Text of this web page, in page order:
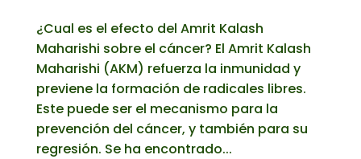
¿Cual es el efecto del Amrit Kalash
Maharishi sobre el cáncer? El Amrit Kalash
Maharishi (AKM) refuerza la inmunidad y
previene la formación de radicales libres.
Este puede ser el mecanismo para la
prevención del cáncer, y también para su
regresión. Se ha encontrado...